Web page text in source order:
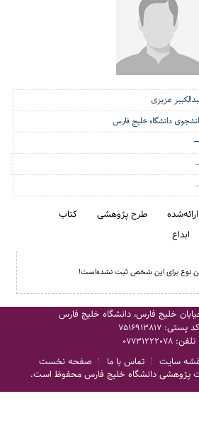
عزیزی
دانشگاه خلیج فارس
طرح پژوهشی
کتاب
ابداع
نوع برای این شخص ثبت نشده‌است!
خلیج فارس، دانشگاه خلیج فارس
کد پستی:7516913817
تلفن:07731222078
صفحه نخست تماس با ما سایت
پژوهشی دانشگاه خلیج فارس محفوظ است.